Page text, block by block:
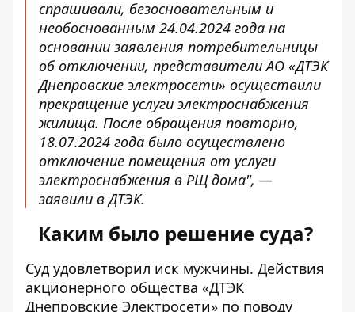
спрашивали, безосновательным и
необоснованным 24.04.2024 года на
основании заявления потребительницы
об отключении, представители АО «ДТЭК
Днепровские электросети» осуществили
прекращение услуги электроснабжения
жилища. После обращения повторно,
18.07.2024 года было осуществлено
отключение помещения от услуги
электроснабжения в РЩ дома", —
заявили в ДТЭК.
Каким было решение суда?
Суд удовлетворил иск мужчины. Действия
акционерного общества «ДТЭК
Днепровские Электросети» по поводу